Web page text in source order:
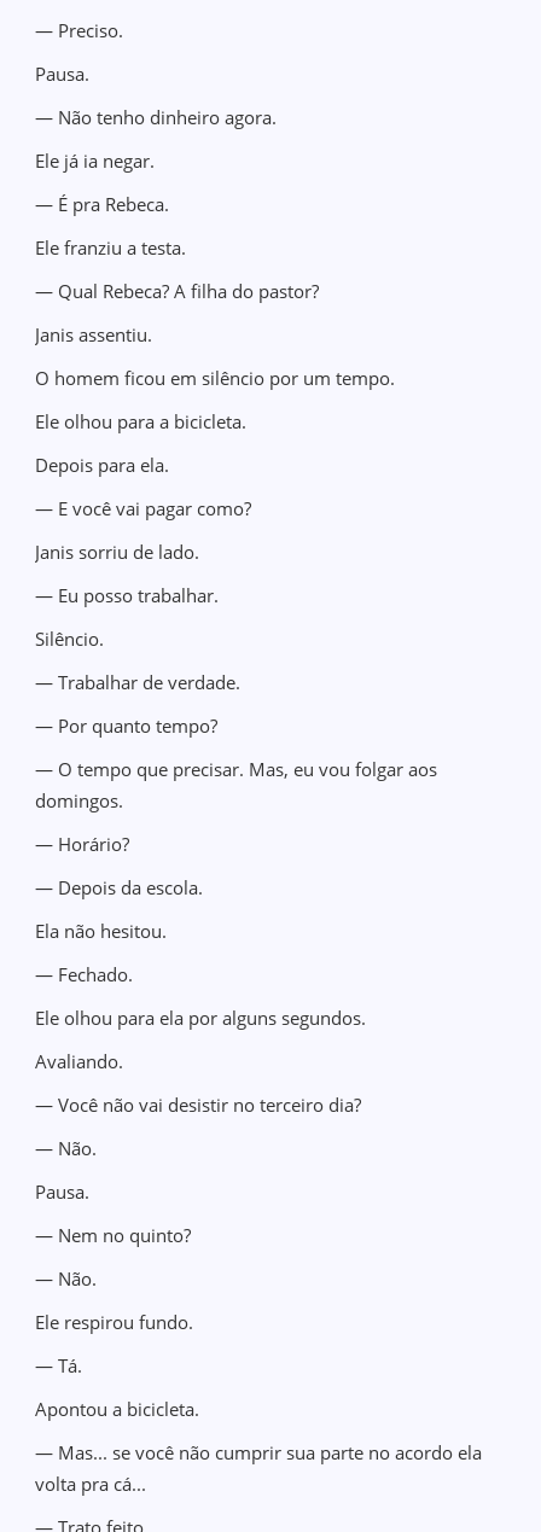
— Preciso.
Pausa.
— Não tenho dinheiro agora.
Ele já ia negar.
— É pra Rebeca.
Ele franziu a testa.
— Qual Rebeca? A filha do pastor?
Janis assentiu.
O homem ficou em silêncio por um tempo.
Ele olhou para a bicicleta.
Depois para ela.
— E você vai pagar como?
Janis sorriu de lado.
— Eu posso trabalhar.
Silêncio.
— Trabalhar de verdade.
— Por quanto tempo?
— O tempo que precisar. Mas, eu vou folgar aos
domingos.
— Horário?
— Depois da escola.
Ela não hesitou.
— Fechado.
Ele olhou para ela por alguns segundos.
Avaliando.
— Você não vai desistir no terceiro dia?
— Não.
Pausa.
— Nem no quinto?
— Não.
Ele respirou fundo.
— Tá.
Apontou a bicicleta.
— Mas... se você não cumprir sua parte no acordo ela
volta pra cá...
— Trato feito.